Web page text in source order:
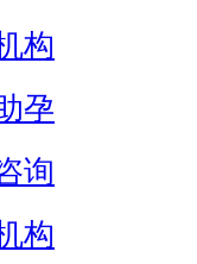
构
孕
询
构